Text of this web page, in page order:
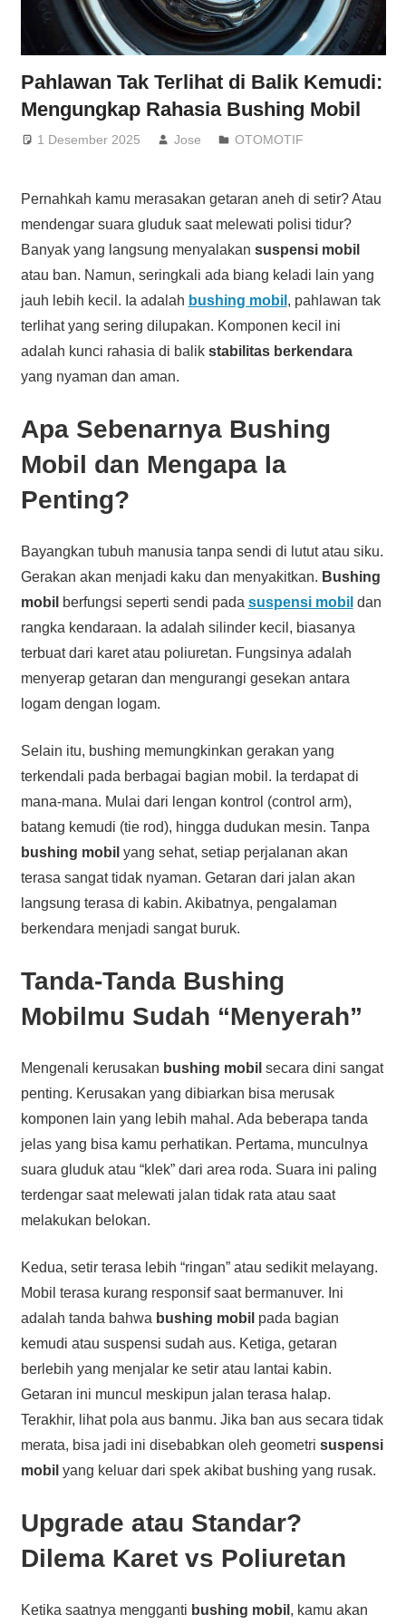
Pahlawan Tak Terlihat di Balik Kemudi:
Mengungkap Rahasia Bushing Mobil
1 Desember 2025 Jose OTOMOTIF
Pernahkah kamu merasakan getaran aneh di setir? Atau
mendengar suara gluduk saat melewati polisi tidur?
Banyak yang langsung menyalakan suspensi mobil
atau ban. Namun, seringkali ada biang keladi lain yang
jauh lebih kecil. Ia adalah bushing mobil , pahlawan tak
terlihat yang sering dilupakan. Komponen kecil ini
adalah kunci rahasia di balik stabilitas berkendara
yang nyaman dan aman.
Apa Sebenarnya Bushing
Mobil dan Mengapa Ia
Penting?
Bayangkan tubuh manusia tanpa sendi di lutut atau siku.
Gerakan akan menjadi kaku dan menyakitkan. Bushing
mobil berfungsi seperti sendi pada suspensi mobil dan
rangka kendaraan. Ia adalah silinder kecil, biasanya
terbuat dari karet atau poliuretan. Fungsinya adalah
menyerap getaran dan mengurangi gesekan antara
logam dengan logam.
Selain itu, bushing memungkinkan gerakan yang
terkendali pada berbagai bagian mobil. Ia terdapat di
mana-mana. Mulai dari lengan kontrol (control arm),
batang kemudi (tie rod), hingga dudukan mesin. Tanpa
bushing mobil yang sehat, setiap perjalanan akan
terasa sangat tidak nyaman. Getaran dari jalan akan
langsung terasa di kabin. Akibatnya, pengalaman
berkendara menjadi sangat buruk.
Tanda-Tanda Bushing
Mobilmu Sudah “Menyerah”
Mengenali kerusakan bushing mobil secara dini sangat
penting. Kerusakan yang dibiarkan bisa merusak
komponen lain yang lebih mahal. Ada beberapa tanda
jelas yang bisa kamu perhatikan. Pertama, munculnya
suara gluduk atau “klek” dari area roda. Suara ini paling
terdengar saat melewati jalan tidak rata atau saat
melakukan belokan.
Kedua, setir terasa lebih “ringan” atau sedikit melayang.
Mobil terasa kurang responsif saat bermanuver. Ini
adalah tanda bahwa bushing mobil pada bagian
kemudi atau suspensi sudah aus. Ketiga, getaran
berlebih yang menjalar ke setir atau lantai kabin.
Getaran ini muncul meskipun jalan terasa halap.
Terakhir, lihat pola aus banmu. Jika ban aus secara tidak
merata, bisa jadi ini disebabkan oleh geometri suspensi
mobil yang keluar dari spek akibat bushing yang rusak.
Upgrade atau Standar?
Dilema Karet vs Poliuretan
Ketika saatnya mengganti bushing mobil , kamu akan